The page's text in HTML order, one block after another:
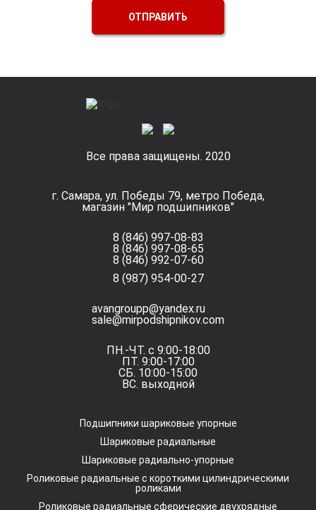
ОТПРАВИТЬ
Все права защищены. 2020
г. Самара, ул. Победы 79, метро Победа,
магазин "Мир подшипников"
8 (846) 997-08-83
8 (846) 997-08-65
8 (846) 992-07-60
8 (987) 954-00-27
avangroupp@yandex.ru
sale@mirpodshipnikov.com
ПН.-ЧТ. с 9:00-18:00
ПТ. 9:00-17:00
СБ. 10:00-15:00
ВС. выходной
Подшипники шариковые упорные
Шариковые радиальные
Шариковые радиально-упорные
Роликовые радиальные с короткими цилиндрическими
роликами
Роликовые радиальные сферические двухрядные